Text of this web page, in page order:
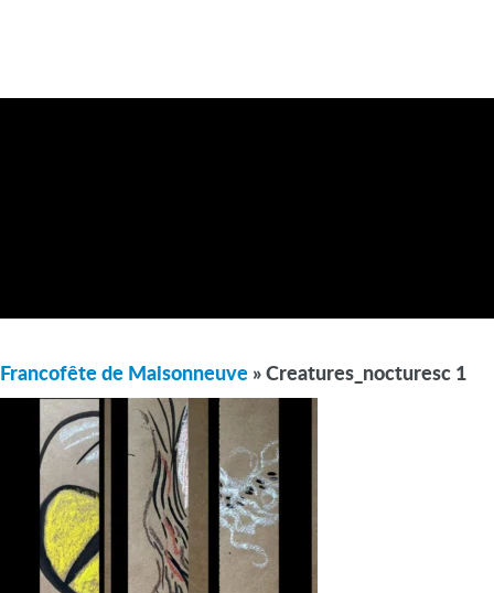
Francofête de Maisonneuve » Creatures_nocturesc 1